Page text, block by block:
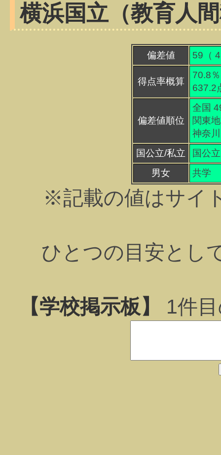
横浜国立（教育人
偏差値 59（ 4
得点率概算
70.8％
637.2
偏差値順位
全国
関東
神奈
国公立/私立
国公立
男女
共学
※記載の値はサイ
ひとつの目安とし
【学校掲示板】 1件